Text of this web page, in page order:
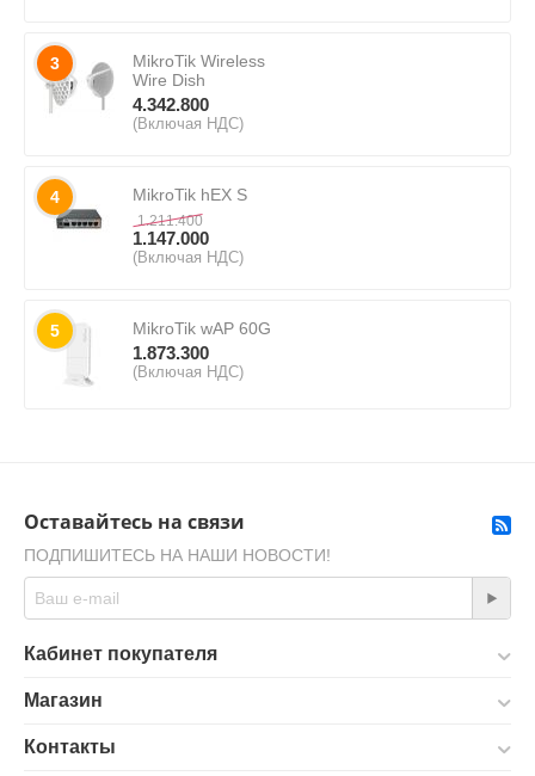
3
MikroTik Wireless
Wire Dish
4.342.800
(Включая НДС)
4 MikroTik hEX S
1.211.400
1.147.000
(Включая НДС)
5 MikroTik wAP 60G
1.873.300
(Включая НДС)
Оставайтесь на связи
ПОДПИШИТЕСЬ НА НАШИ НОВОСТИ!
Кабинет покупателя
Магазин
Контакты